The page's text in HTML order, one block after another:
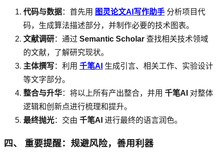
代码与数据：首先用 图灵论文AI写作助手 分析项目代
码，生成算法描述部分，并制作必要的技术图表。
文献调研：通过 Semantic Scholar 查找相关技术领域
的文献，了解研究现状。
主体撰写：利用 千笔AI 生成引言、相关工作、实验设计
等文字部分。
整合与升华：将以上所有产出整合，并用 千笔AI 对整体
逻辑和创新点进行梳理和提升。
最终抛光：交由 千笔AI 进行最终的语言润色。
四、 重要提醒：规避风险，善用利器